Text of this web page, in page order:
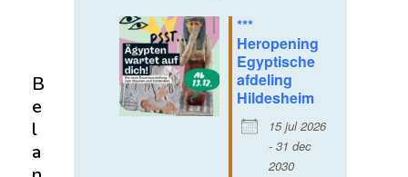
***
Heropening
Egyptische
afdeling
Hildesheim
15 jul 2026
- 31 dec
2030
B
e
l
a